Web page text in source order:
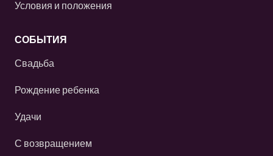
Условия и положения
СОБЫТИЯ
Свадьба
Рождение ребенка
Удачи
С возвращением